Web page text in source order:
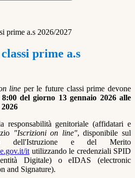
prime a.s 2026/2027
prime a.s
line per le future classi prime devone
8:00 del giorno 13 gennaio 2026 alle
genitoriale (affidatari e
"Iscrizioni on line", disponibile sul
dell'Istruzione e del Merito
it utilizzando le credenziali SPID
Digitale) o eIDAS (electronic
and Signature).